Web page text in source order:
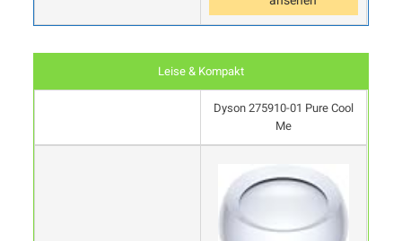
Leise & Kompakt
Dyson 275910-01 Pure Cool
Me